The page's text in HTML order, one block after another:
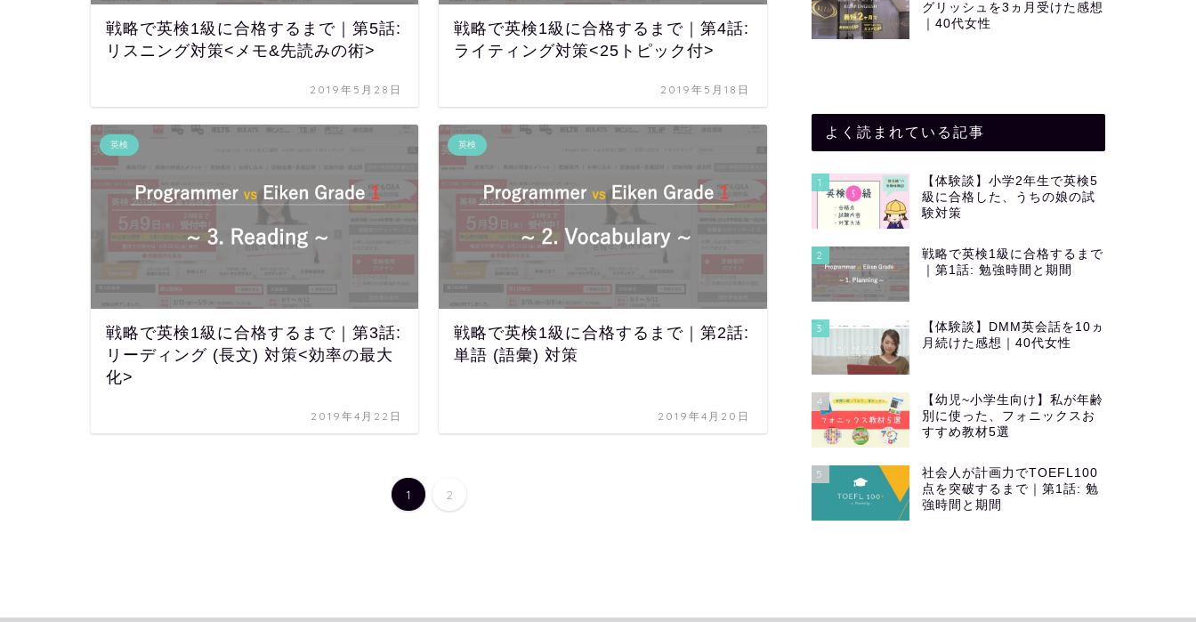
戦略で英検1級に合格するまで｜第5話:
リスニング対策<メモ&先読みの術>
2019年5月28日
戦略で英検1級に合格するまで｜第4話:
ライティング対策<25トピック付>
2019年5月18日
英検
戦略で英検1級に合格するまで｜第3話:
リーディング (長文) 対策<効率の最大
化>
2019年4月22日
英検
戦略で英検1級に合格するまで｜第2話:
単語 (語彙) 対策
2019年4月20日
1 2
グリッシュを3ヵ月受けた感想
｜40代女性
よく読まれている記事
1
【体験談】小学2年生で英検5
級に合格した、うちの娘の試
験対策
2
戦略で英検1級に合格するまで
｜第1話: 勉強時間と期間
3
【体験談】DMM英会話を10ヵ
月続けた感想｜40代女性
4
【幼児~小学生向け】私が年齢
別に使った、フォニックスお
すすめ教材5選
5
社会人が計画力でTOEFL100
点を突破するまで｜第1話: 勉
強時間と期間